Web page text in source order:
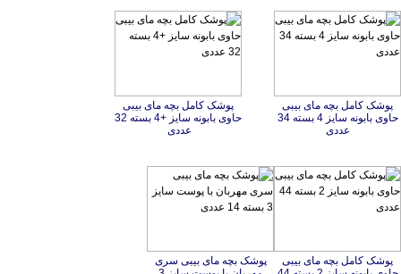
پوشک کامل بچه مای بیبی
حاوی بابونه سایز 4 بسته 34
عددی
پوشک کامل بچه مای بیبی
حاوی بابونه سایز +4 بسته 32
عددی
پوشک کامل بچه مای بیبی
حاوی بابونه سایز 2 بسته 44
پوشک بچه مای بیبی سری
مهربان با پوست سایز 3